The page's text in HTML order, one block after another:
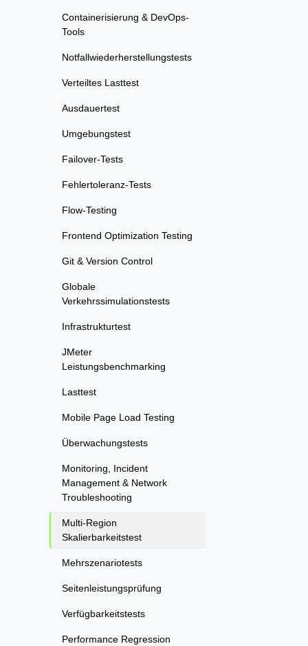
Containerisierung & DevOps-
Tools
Notfallwiederherstellungstests
Verteiltes Lasttest
Ausdauertest
Umgebungstest
Failover-Tests
Fehlertoleranz-Tests
Flow-Testing
Frontend Optimization Testing
Git & Version Control
Globale
Verkehrssimulationstests
Infrastrukturtest
JMeter
Leistungsbenchmarking
Lasttest
Mobile Page Load Testing
Überwachungstests
Monitoring, Incident
Management & Network
Troubleshooting
Multi-Region
Skalierbarkeitstest
Mehrszenariotests
Seitenleistungsprüfung
Verfügbarkeitstests
Performance Regression